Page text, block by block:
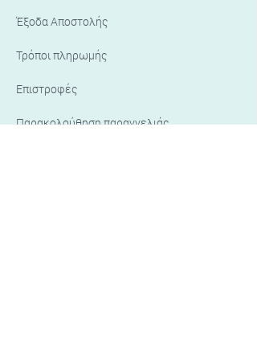
Έξοδα Αποστολής
Τρόποι πληρωμής
Επιστροφές
Παρακολούθηση παραγγελιάς